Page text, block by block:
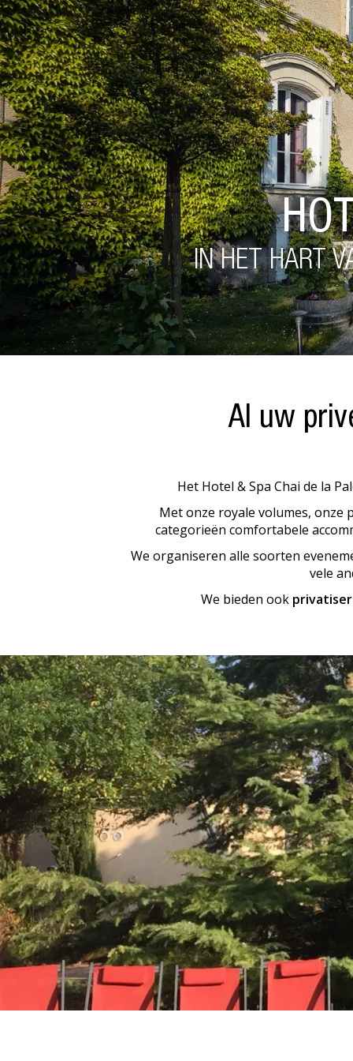
IN HET HART
Al uw
Het Hotel & Spa Chai de la
Met onze royale volumes,
categorieën comfortabele
We organiseren alle soorten
vele
We bieden ook